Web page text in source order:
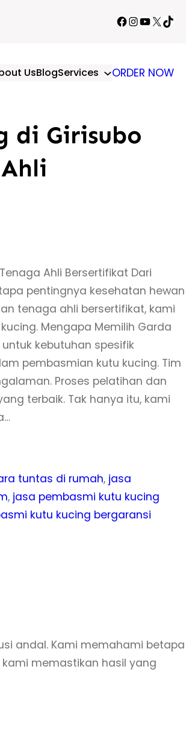
Facebook
Instagram
YouTube
X
UsBlogServices ORDER NOW
di Girisubo
Ahli Bersertifikat Dari
pentingnya kesehatan hewan
tenaga ahli bersertifikat, kami
Mengapa Memilih Garda
kebutuhan spesifik
pembasmian kutu kucing. Tim
Proses pelatihan dan
terbaik. Tak hanya itu, kami
tuntas di rumah, jasa
, jasa pembasmi kutu kucing
kutu kucing bergaransi
andal. Kami memahami betapa
memastikan hasil yang